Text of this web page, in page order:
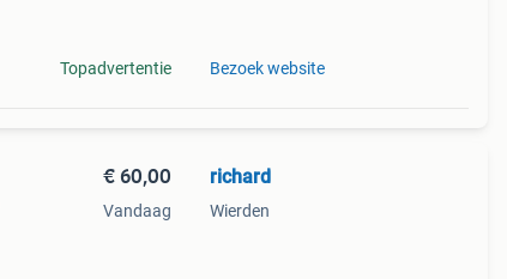
Topadvertentie Bezoek website
€ 60,00
Vandaag
richard
Wierden